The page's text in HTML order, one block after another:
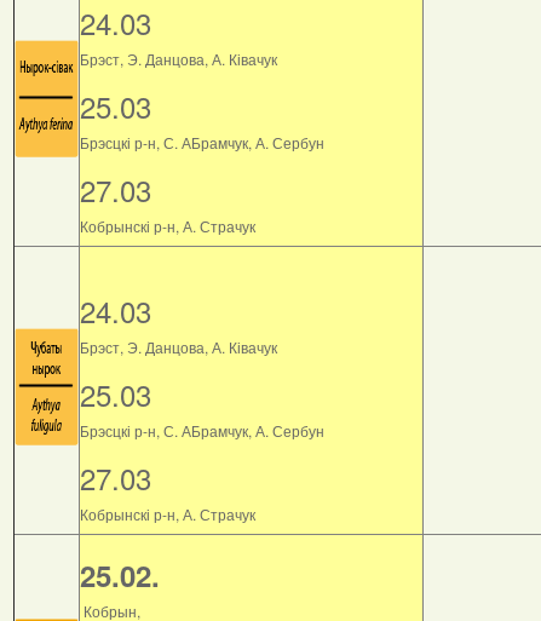
24.03
Брэст, Э. Данцова, А. Ківачук
25.03
Брэсцкі р-н, С. АБрамчук, А. Сербун
27.03
Кобрынскі р-н, А. Страчук
24.03
Брэст, Э. Данцова, А. Ківачук
25.03
Брэсцкі р-н, С. АБрамчук, А. Сербун
27.03
Кобрынскі р-н, А. Страчук
25.02.
Кобрын,